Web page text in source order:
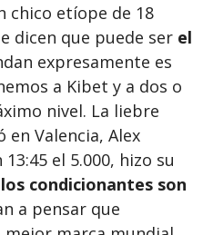
chico etíope de 18
dicen que puede ser el
expresamente es
a Kibet y a dos o
nivel. La liebre
Valencia, Alex
el 5.000, hizo su
los condicionantes son
a pensar que